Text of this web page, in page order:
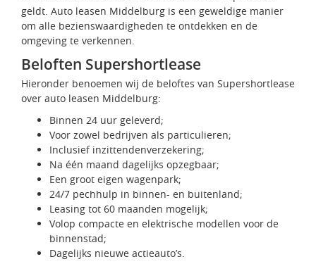
geldt. Auto leasen Middelburg is een geweldige manier
om alle bezienswaardigheden te ontdekken en de
omgeving te verkennen.
Beloften Supershortlease
Hieronder benoemen wij de beloftes van Supershortlease
over auto leasen Middelburg:
Binnen 24 uur geleverd;
Voor zowel bedrijven als particulieren;
Inclusief inzittendenverzekering;
Na één maand dagelijks opzegbaar;
Een groot eigen wagenpark;
24/7 pechhulp in binnen- en buitenland;
Leasing tot 60 maanden mogelijk;
Volop compacte en elektrische modellen voor de
binnenstad;
Dagelijks nieuwe actieauto’s.